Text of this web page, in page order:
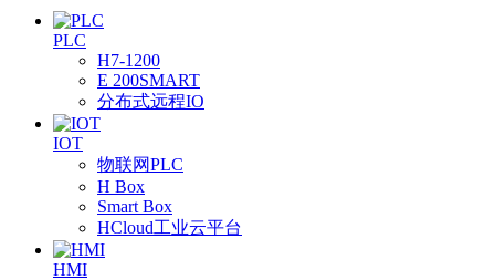
PLC
H7-1200
E 200SMART
分布式远程IO
IOT
物联网PLC
H Box
Smart Box
HCloud工业云平台
HMI